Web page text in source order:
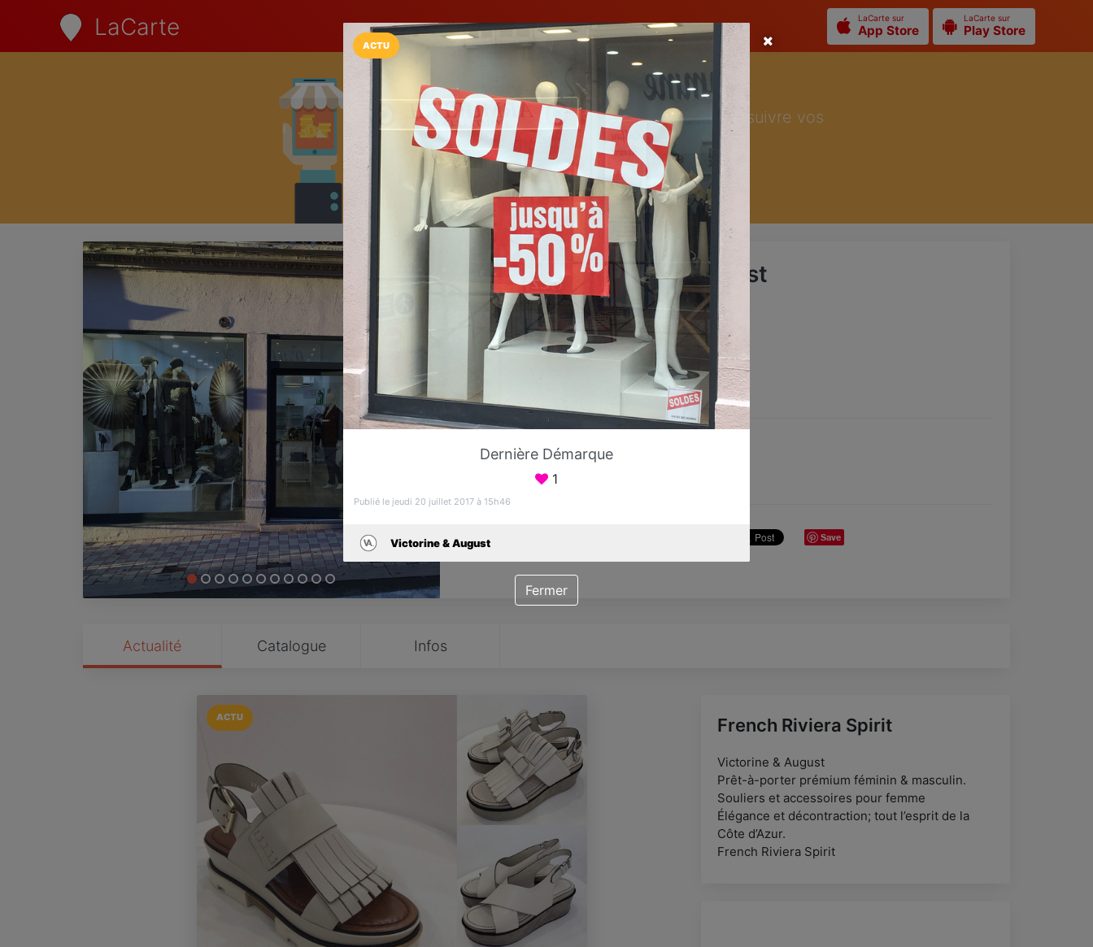
LaCarte LaCarte sur
App Store
LaCarte sur
Play Store
Installez l'App LaCarte
Téléchargez gratuitement l'app LaCarte pour suivre vos
commerces favoris et ne rien rater !
Télécharger Plus tard
Victorine & August
Prêt-à-porter Prémium
Fréjus
Contacter
Ouvre dès 15:00
Save
Actualité Catalogue Infos
ACTU French Riviera Spirit
Victorine & August
Prêt-à-porter prémium féminin & masculin.
Souliers et accessoires pour femme
Élégance et décontraction; tout l’esprit de la
Côte d’Azur.
French Riviera Spirit
ACTU
Dernière Démarque
1
Publié le jeudi 20 juillet 2017 à 15h46
Victorine & August
Fermer